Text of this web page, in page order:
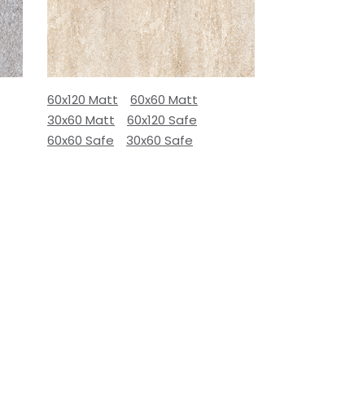
60x120 Matt
60x60 Matt
30x60 Matt
60x120 Safe
60x60 Safe
30x60 Safe